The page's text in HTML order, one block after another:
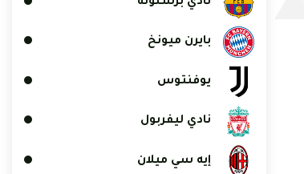
بايرن ميونخ
يوفنتوس
نادي ليفربول
إيه سي ميلان